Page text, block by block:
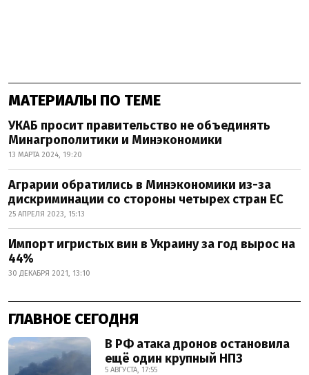
МАТЕРИАЛЫ ПО ТЕМЕ
УКАБ просит правительство не объединять
Минагрополитики и Минэкономики
13 МАРТА 2024, 19:20
Аграрии обратились в Минэкономики из-за
дискриминации со стороны четырех стран ЕС
25 АПРЕЛЯ 2023, 15:13
Импорт игристых вин в Украину за год вырос на
44%
30 ДЕКАБРЯ 2021, 13:10
ГЛАВНОЕ СЕГОДНЯ
В РФ атака дронов остановила
ещё один крупный НПЗ
5 АВГУСТА, 17:55